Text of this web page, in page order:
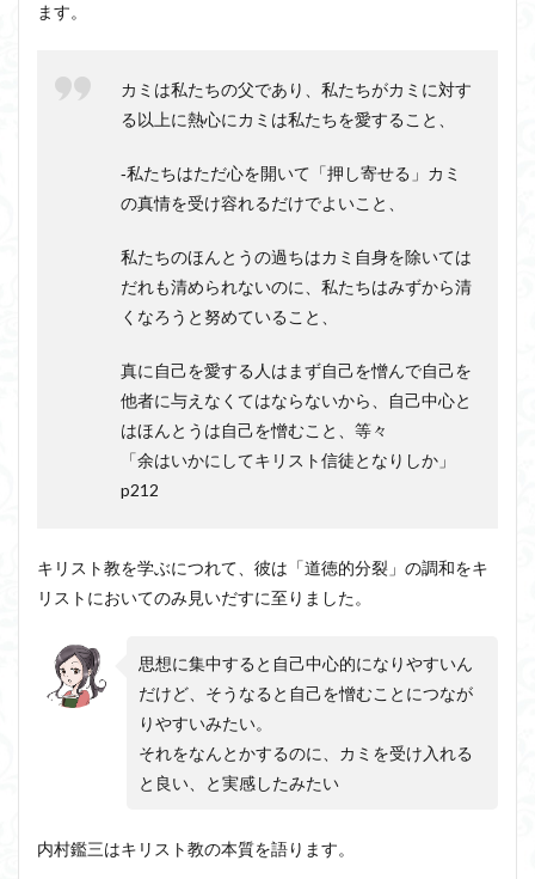
ます。
カミは私たちの父であり、私たちがカミに対す
る以上に熱心にカミは私たちを愛すること、
‐私たちはただ心を開いて「押し寄せる」カミ
の真情を受け容れるだけでよいこと、
私たちのほんとうの過ちはカミ自身を除いては
だれも清められないのに、私たちはみずから清
くなろうと努めていること、
真に自己を愛する人はまず自己を憎んで自己を
他者に与えなくてはならないから、自己中心と
はほんとうは自己を憎むこと、等々
「余はいかにしてキリスト信徒となりしか」
p212
キリスト教を学ぶにつれて、彼は「道徳的分裂」の調和をキ
リストにおいてのみ見いだすに至りました。
思想に集中すると自己中心的になりやすいん
だけど、そうなると自己を憎むことにつなが
りやすいみたい。
それをなんとかするのに、カミを受け入れる
と良い、と実感したみたい
内村鑑三はキリスト教の本質を語ります。